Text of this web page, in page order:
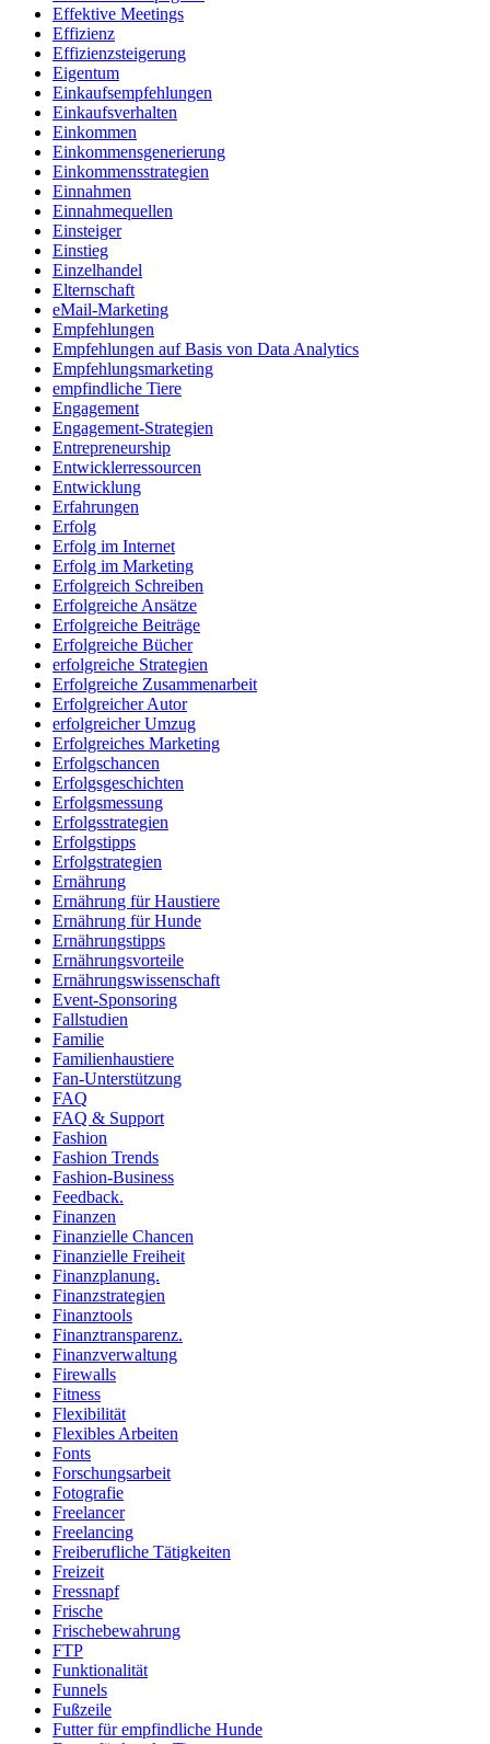
Effektive Meetings
Effizienz
Effizienzsteigerung
Eigentum
Einkaufsempfehlungen
Einkaufsverhalten
Einkommen
Einkommensgenerierung
Einkommensstrategien
Einnahmen
Einnahmequellen
Einsteiger
Einstieg
Einzelhandel
Elternschaft
eMail-Marketing
Empfehlungen
Empfehlungen auf Basis von Data Analytics
Empfehlungsmarketing
empfindliche Tiere
Engagement
Engagement-Strategien
Entrepreneurship
Entwicklerressourcen
Entwicklung
Erfahrungen
Erfolg
Erfolg im Internet
Erfolg im Marketing
Erfolgreich Schreiben
Erfolgreiche Ansätze
Erfolgreiche Beiträge
Erfolgreiche Bücher
erfolgreiche Strategien
Erfolgreiche Zusammenarbeit
Erfolgreicher Autor
erfolgreicher Umzug
Erfolgreiches Marketing
Erfolgschancen
Erfolgsgeschichten
Erfolgsmessung
Erfolgsstrategien
Erfolgstipps
Erfolgstrategien
Ernährung
Ernährung für Haustiere
Ernährung für Hunde
Ernährungstipps
Ernährungsvorteile
Ernährungswissenschaft
Event-Sponsoring
Fallstudien
Familie
Familienhaustiere
Fan-Unterstützung
FAQ
FAQ & Support
Fashion
Fashion Trends
Fashion-Business
Feedback.
Finanzen
Finanzielle Chancen
Finanzielle Freiheit
Finanzplanung.
Finanzstrategien
Finanztools
Finanztransparenz.
Finanzverwaltung
Firewalls
Fitness
Flexibilität
Flexibles Arbeiten
Fonts
Forschungsarbeit
Fotografie
Freelancer
Freelancing
Freiberufliche Tätigkeiten
Freizeit
Fressnapf
Frische
Frischebewahrung
FTP
Funktionalität
Funnels
Fußzeile
Futter für empfindliche Hunde